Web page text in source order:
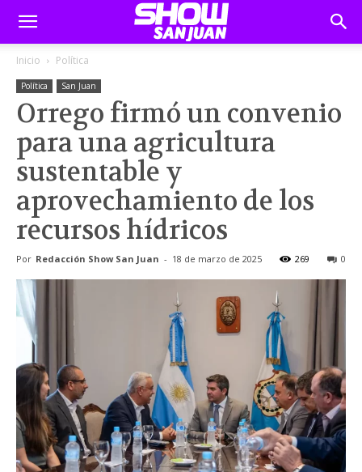
Inicio Política
Política San Juan
Orrego firmó un convenio
para una agricultura
sustentable y
aprovechamiento de los
recursos hídricos
Por Redacción Show San Juan - 18 de marzo de 2025 0
269